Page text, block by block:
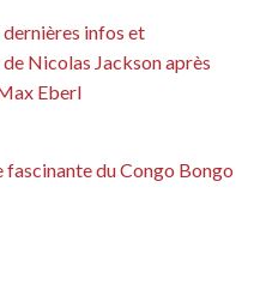
infos et
Nicolas Jackson après
Eberl
fascinante du Congo Bongo